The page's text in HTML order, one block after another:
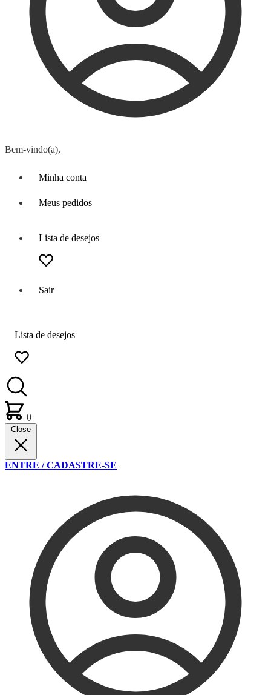
Bem-vindo(a),
Minha conta
Meus pedidos
Lista de desejos
Sair
Lista de desejos
0
Close
ENTRE / CADASTRE-SE